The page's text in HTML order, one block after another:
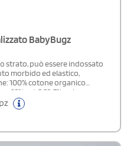
BabyBugz
strato, può essere indossato
morbido ed elastico,
100% cotone organico
cot.OCS, 7% pol.